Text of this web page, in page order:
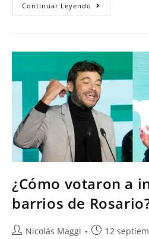
Continuar Leyendo
¿Cómo votaron a
barrios de
Nicolás Maggi
12